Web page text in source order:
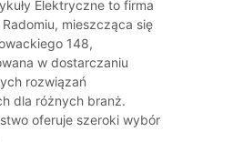
Elektryczne to firma
Radomiu, mieszcząca się
148,
w dostarczaniu
rozwiązań
dla różnych branż.
oferuje szeroki wybór